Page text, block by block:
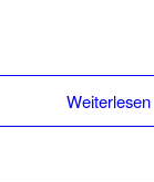
Weiterlesen